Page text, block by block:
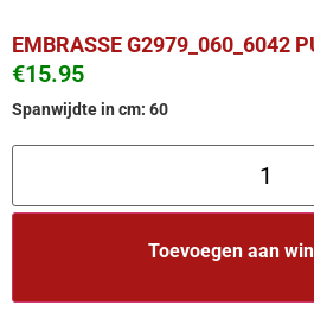
EMBRASSE G2979_060_6042
€15.95
Spanwijdte in cm: 60
Toevoegen aan